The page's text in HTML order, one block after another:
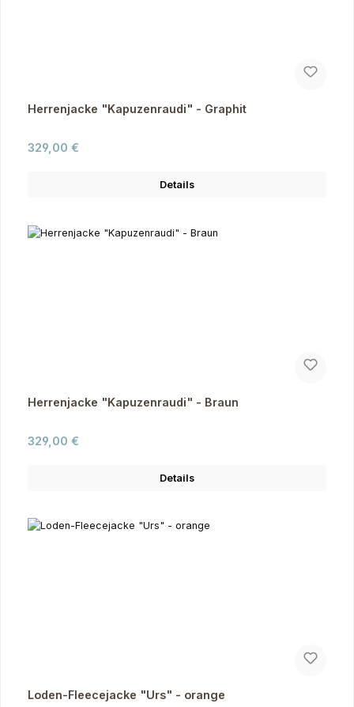
Herrenjacke "Kapuzenraudi" - Graphit
Regulärer Preis:
329,00 €
Details
Herrenjacke "Kapuzenraudi" - Braun
Regulärer Preis:
329,00 €
Details
Loden-Fleecejacke "Urs" - orange